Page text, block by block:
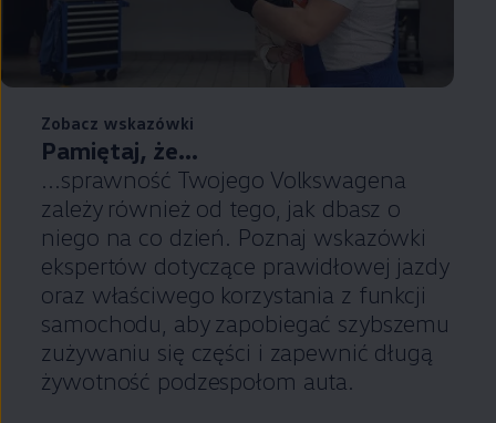
Zobacz wskazówki
Pamiętaj, że...
...sprawność Twojego Volkswagena
zależy również od tego, jak dbasz o
niego na co dzień. Poznaj wskazówki
ekspertów dotyczące prawidłowej jazdy
oraz właściwego korzystania z funkcji
samochodu, aby zapobiegać szybszemu
zużywaniu się części i zapewnić długą
żywotność podzespołom auta.